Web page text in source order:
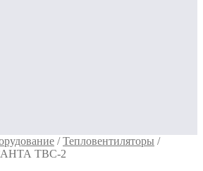
/Тепловентиляторы /
ТВС-2